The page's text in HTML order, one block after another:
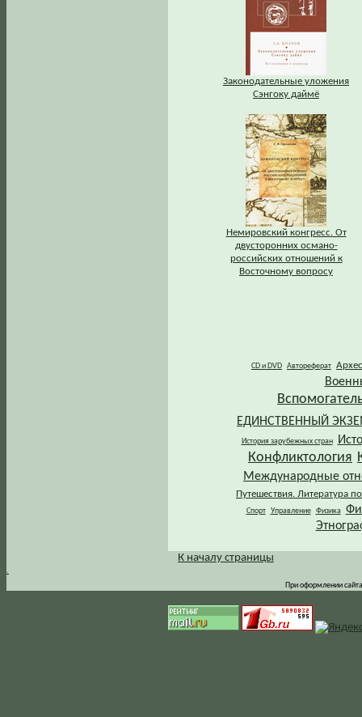
Законодательные уложения
Сэнгоку даймё
Немировский конгресс. От
двусторонних османо-
российских отношений к
Восточному вопросу
CD и DVD Автореферат
ЕДИНСТВЕННЫЙ
История зарубежных стран
Конфликтология
Международные
Путешествия. Литература
Спорт Управление Физика
.
К началу страницы
При оформлении